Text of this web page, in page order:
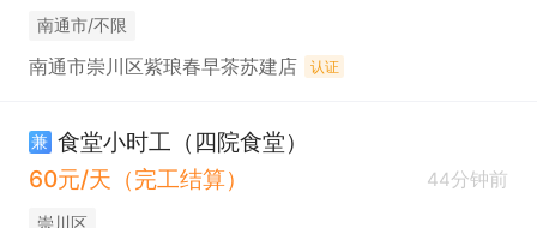
南通市/不限
南通市崇川区紫琅春早茶苏建店 认证
兼 食堂小时工（四院食堂）
60元/天（完工结算）
44分钟前
崇川区